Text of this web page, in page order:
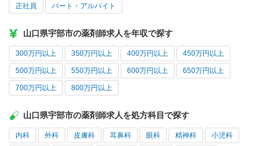
正社員 パート・アルバイト
山口県宇部市の薬剤師求人を年収で探す
300万円以上 350万円以上 400万円以上 450万円以上
500万円以上 550万円以上 600万円以上 650万円以上
700万円以上 800万円以上
山口県宇部市の薬剤師求人を処方科目で探す
内科 外科 皮膚科 耳鼻科 眼科 精神科 小児科